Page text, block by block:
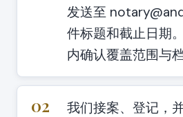
发送至
件标题和截止日期
内确认覆盖范围与档
02
我们接案、登记，